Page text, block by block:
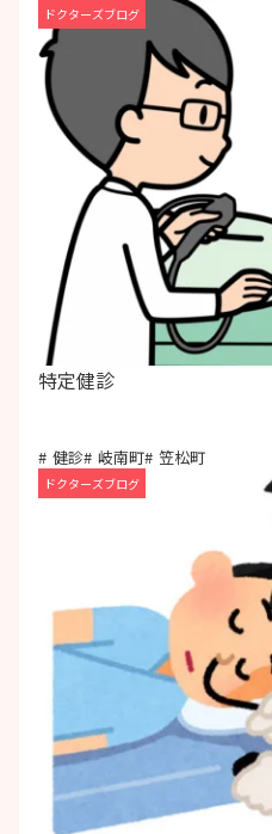
ドクターズブログ
特定健診
健診
岐南町 笠松町
ドクターズブログ